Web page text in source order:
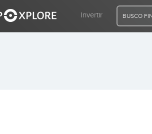
Invertir BUSCO